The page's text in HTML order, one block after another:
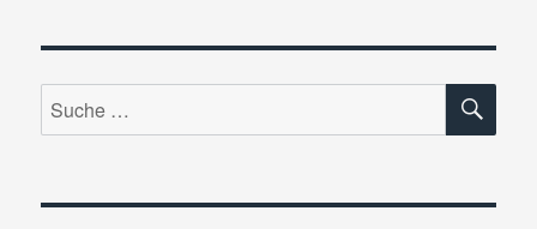
Autoren
Das
Outing
Suche
nach: